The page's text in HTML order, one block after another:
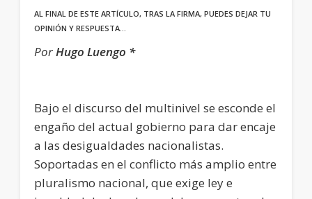
AL FINAL DE ESTE ARTÍCULO, TRAS LA FIRMA, PUEDES DEJAR TU
OPINIÓN Y RESPUESTA…
PorHugo Luengo *
Bajo el discurso del multinivel se esconde el
engaño del actual gobierno para dar encaje
a las desigualdades nacionalistas.
Soportadas en el conflicto más amplio entre
pluralismo nacional, que exige ley e